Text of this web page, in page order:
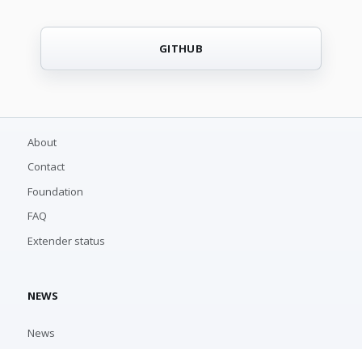
GITHUB
About
Contact
Foundation
FAQ
Extender status
NEWS
News